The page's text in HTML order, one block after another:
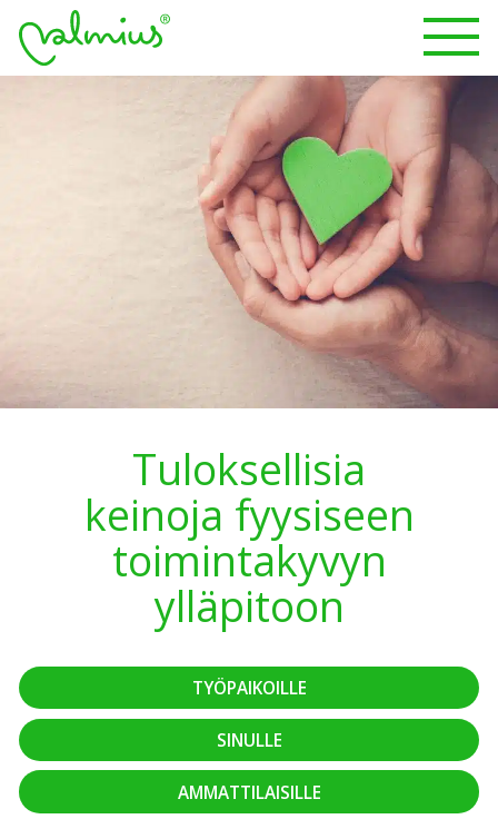
Tuloksellisia
keinoja fyysiseen
toimintakyvyn
ylläpitoon
TYÖPAIKOILLE
SINULLE
AMMATTILAISILLE